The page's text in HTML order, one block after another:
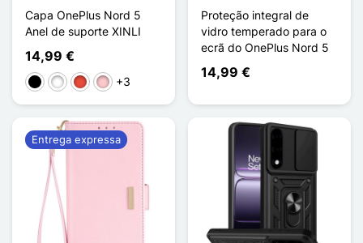
Capa OnePlus Nord 5
Anel de suporte XINLI
14,99 €
PretoBrancoVermelho
Rosa+3
Proteção integral de
vidro temperado para o
ecrã do OnePlus Nord 5
14,99 €
Entrega expressa